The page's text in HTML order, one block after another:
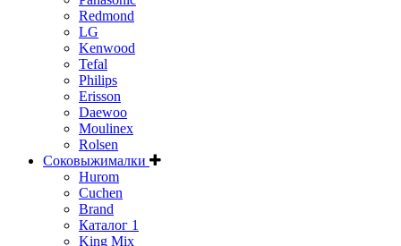
Redmond
LG
Kenwood
Tefal
Philips
Erisson
Daewoo
Moulinex
Rolsen
Соковыжималки
Hurom
Cuchen
Brand
Каталог 1
King Mix